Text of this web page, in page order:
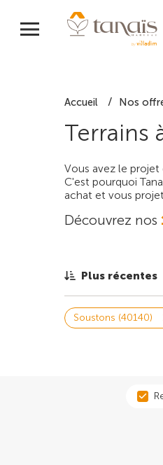
Accueil Nos
Terrains
Vous avez le
C'est pourquoi
achat et vous
Découvrez nos
Plus récentes
Soustons (40140)